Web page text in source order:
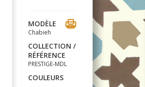
MODÈLE
Chabieh
COLLECTION /
RÉFÉRENCE
PRESTIGE-MDL
COULEURS